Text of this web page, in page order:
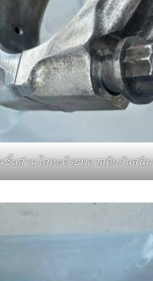
ชิ้นส่วนโลหะด้วยพลาสติกกันสนิม